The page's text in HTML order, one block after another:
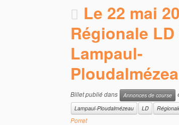
Le 22 mai
Régionale LD
Lampaul-
Billet publié dans Annonces de course
Lampaul-Ploudalmézeau LD
Porret